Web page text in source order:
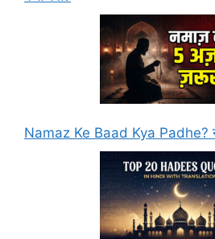
Namaz Ke Baad Kya Padhe?